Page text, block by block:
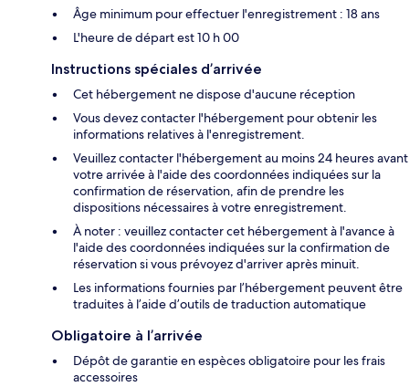
Âge minimum pour effectuer l'enregistrement : 18 ans
L'heure de départ est 10 h 00
Instructions spéciales d’arrivée
Cet hébergement ne dispose d'aucune réception
Vous devez contacter l'hébergement pour obtenir les
informations relatives à l'enregistrement.
Veuillez contacter l'hébergement au moins 24 heures avant
votre arrivée à l'aide des coordonnées indiquées sur la
confirmation de réservation, afin de prendre les
dispositions nécessaires à votre enregistrement.
À noter : veuillez contacter cet hébergement à l'avance à
l'aide des coordonnées indiquées sur la confirmation de
réservation si vous prévoyez d'arriver après minuit.
Les informations fournies par l’hébergement peuvent être
traduites à l’aide d’outils de traduction automatique
Obligatoire à l’arrivée
Dépôt de garantie en espèces obligatoire pour les frais
accessoires